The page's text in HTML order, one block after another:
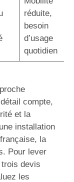
réduite,
besoin
d’usage
quotidien
compte,
et la
installation
la
Pour lever
devis
les